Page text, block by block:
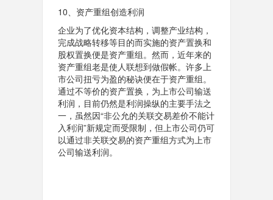
10、资产重组创造利润
企业为了优化资本结构，调整产业结构，
完成战略转移等目的而实施的资产置换和
股权置换便是资产重组。然而，近年来的
资产重组老是使人联想到做假帐。许多上
市公司扭亏为盈的秘诀便在于资产重组。
通过不等价的资产置换，为上市公司输送
利润，目前仍然是利润操纵的主要手法之
一，虽然因“非公允的关联交易差价不能计
入利润”新规定而受限制，但上市公司仍可
以通过非关联交易的资产重组方式为上市
公司输送利润。